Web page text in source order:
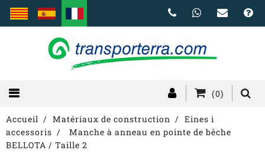
(0)
Accueil Matériaux de construction
Eines i
accessoris
Manche à anneau en pointe de bêche
BELLOTA / Taille 2